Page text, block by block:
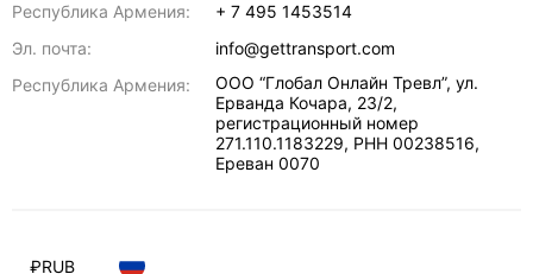
Республика Армения:
+ 7 495 1453514
Эл. почта:
info@gettransport.com
Республика Армения:
ООО “Глобал Онлайн Тревл”, ул.
Ерванда Кочара, 23/2,
регистрационный номер
271.110.1183229, РНН 00238516,
Ереван 0070
₽RUB